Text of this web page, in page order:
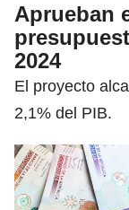
Aprueban
2024
El proyecto
2,1% del PIB.